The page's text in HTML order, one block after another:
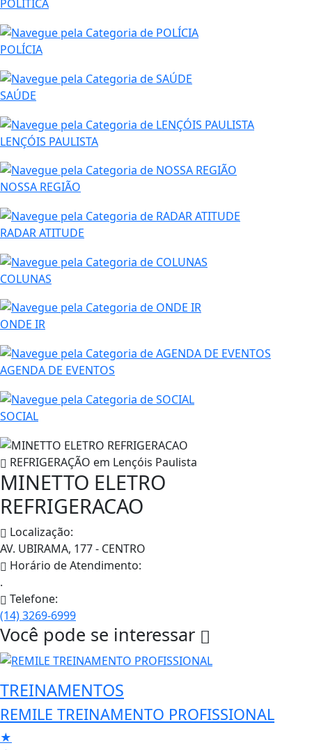
POLÍTICA
POLÍCIA
SAÚDE
LENÇÓIS PAULISTA
NOSSA REGIÃO
RADAR ATITUDE
COLUNAS
ONDE IR
AGENDA DE EVENTOS
SOCIAL
REFRIGERAÇÃO em Lençóis Paulista
MINETTO ELETRO
REFRIGERACAO
Localização:
AV. UBIRAMA, 177 - CENTRO
Horário de Atendimento:
.
Telefone:
(14) 3269-6999
Você pode se interessar
TREINAMENTOS
REMILE TREINAMENTO PROFISSIONAL
★